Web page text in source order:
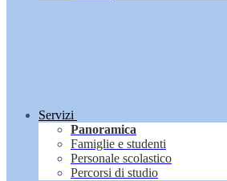
Servizi
Panoramica
Famiglie e studenti
Personale scolastico
Percorsi di studio